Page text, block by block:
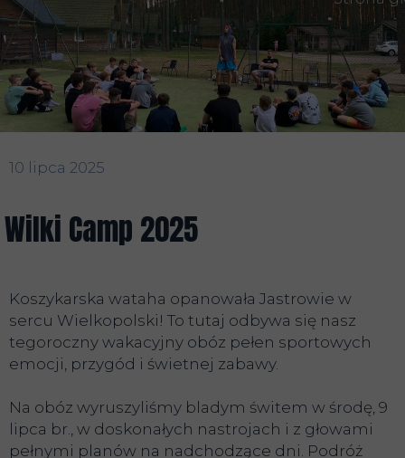
10 lipca 2025
Wilki Camp 2025
Koszykarska wataha opanowała Jastrowie w
sercu Wielkopolski! To tutaj odbywa się nasz
tegoroczny wakacyjny obóz pełen sportowych
emocji, przygód i świetnej zabawy.
Na obóz wyruszyliśmy bladym świtem w środę, 9
lipca br., w doskonałych nastrojach i z głowami
pełnymi planów na nadchodzące dni. Podróż